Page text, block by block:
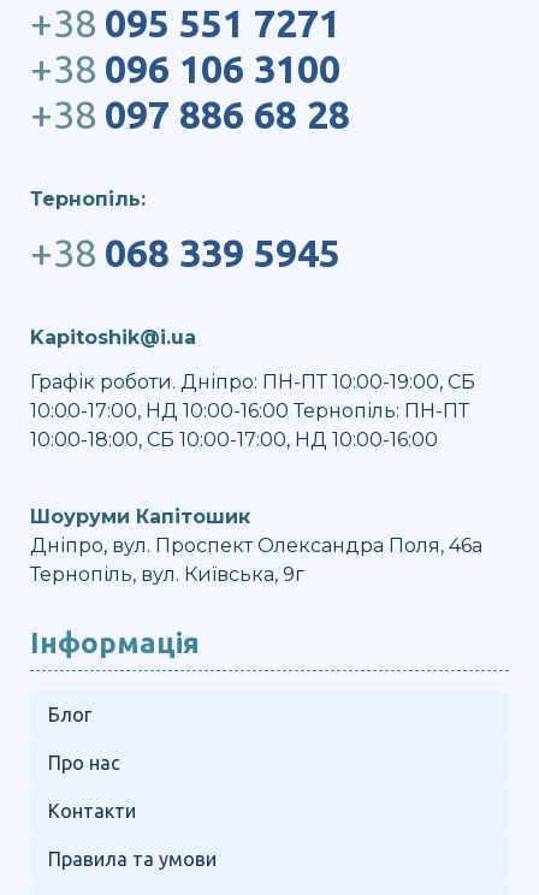
+38 095 551 7271
+38 096 106 3100
+38 097 886 68 28
Тернопіль:
+38 068 339 5945
Kapitoshik@i.ua
Графік роботи. Дніпро: ПН-ПТ 10:00-19:00, СБ
10:00-17:00, НД 10:00-16:00 Тернопіль: ПН-ПТ
10:00-18:00, СБ 10:00-17:00, НД 10:00-16:00
Шоуруми Капітошик
Дніпро, вул. Проспект Олександра Поля, 46а
Тернопіль, вул. Київська, 9г
Інформація
Блог
Про нас
Контакти
Правила та умови